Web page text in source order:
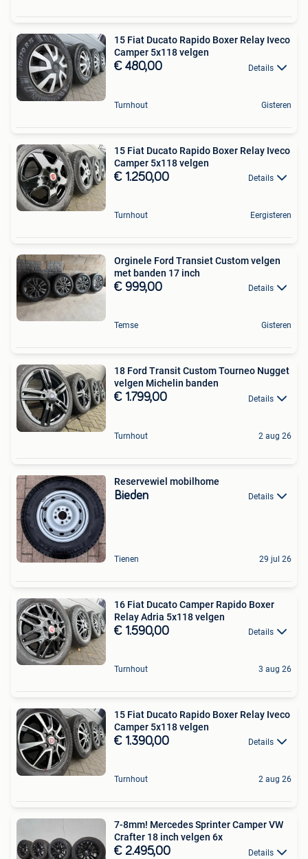
15 Fiat Ducato Rapido Boxer Relay Iveco
Camper 5x118 velgen
€ 480,00 Details
Turnhout Gisteren
15 Fiat Ducato Rapido Boxer Relay Iveco
Camper 5x118 velgen
€ 1.250,00 Details
Turnhout Eergisteren
Orginele Ford Transiet Custom velgen
met banden 17 inch
€ 999,00 Details
Temse Gisteren
18 Ford Transit Custom Tourneo Nugget
velgen Michelin banden
€ 1.799,00 Details
Turnhout 2 aug 26
Reservewiel mobilhome
Bieden Details
Tienen 29 jul 26
16 Fiat Ducato Camper Rapido Boxer
Relay Adria 5x118 velgen
€ 1.590,00 Details
Turnhout 3 aug 26
15 Fiat Ducato Rapido Boxer Relay Iveco
Camper 5x118 velgen
€ 1.390,00 Details
Turnhout 2 aug 26
7-8mm! Mercedes Sprinter Camper VW
Crafter 18 inch velgen 6x
€ 2.495,00 Details